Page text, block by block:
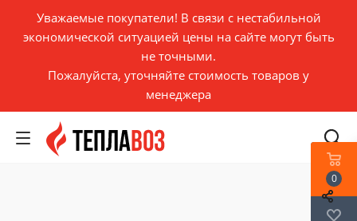
Уважаемые покупатели! В связи с нестабильной
экономической ситуацией цены на сайте могут быть
не точными.
Пожалуйста, уточняйте стоимость товаров у
менеджера
0